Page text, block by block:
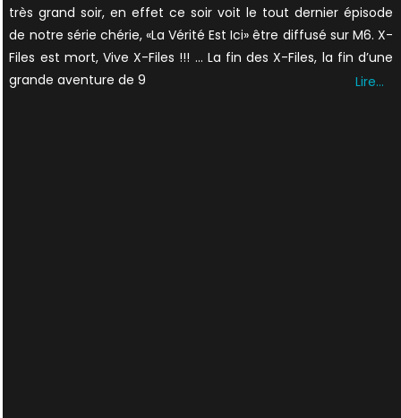
très grand soir, en effet ce soir voit le tout dernier épisode
de notre série chérie, «La Vérité Est Ici» être diffusé sur M6. X-
Files est mort, Vive X-Files !!! … La fin des X-Files, la fin d’une
grande aventure de 9
Lire…